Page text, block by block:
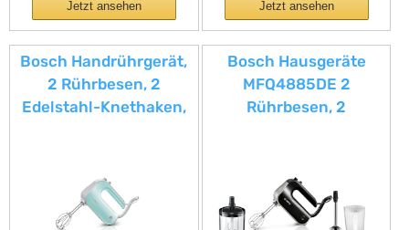
Jetzt ansehen Jetzt ansehen
Bosch Handrührgerät,
2 Rührbesen, 2
Edelstahl-Knethaken,
Turbostufe, leicht, 500
W, farbig, türkis/silber,
MFQ40302
Bosch Hausgeräte
MFQ4885DE 2
Rührbesen, 2